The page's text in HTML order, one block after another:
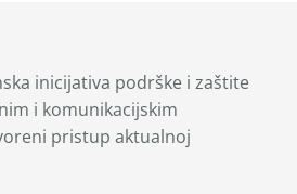
inicijativa podrške i zaštite
i komunikacijskim
pristup aktualnoj